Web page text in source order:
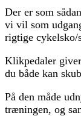
Der er som
vi vil som
rigtige cykelsko/
Klikpedaler
du både kan
På den måde
træningen, og